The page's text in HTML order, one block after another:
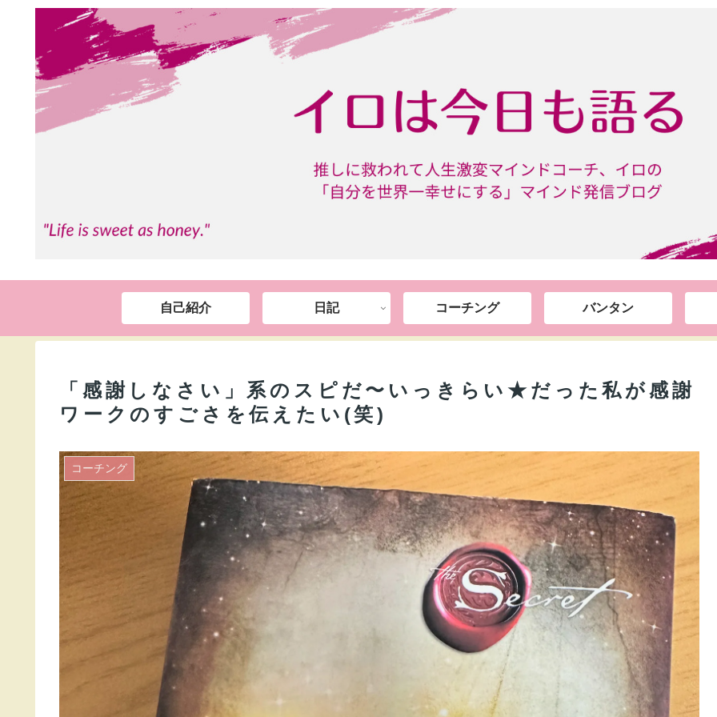
自己紹介 日記 コーチング バンタン
「感謝しなさい」系のスピだ〜いっきらい★だった私が感謝
ワークのすごさを伝えたい(笑)
コーチング